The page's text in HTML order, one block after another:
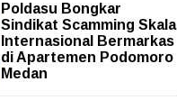
Poldasu Bongkar
Sindikat Scamming Skala
Internasional Bermarkas
di Apartemen Podomoro
Medan